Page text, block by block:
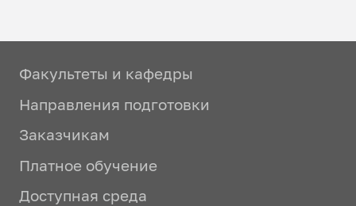
Факультеты и кафедры
Направления подготовки
Заказчикам
Платное обучение
Доступная среда